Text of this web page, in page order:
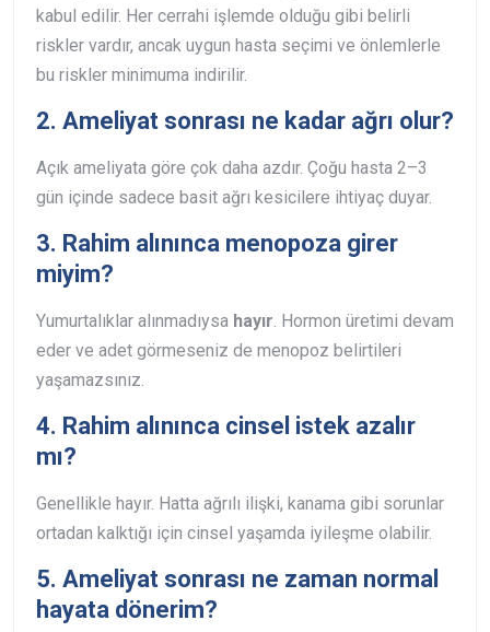
kabul edilir. Her cerrahi işlemde olduğu gibi belirli
riskler vardır, ancak uygun hasta seçimi ve önlemlerle
bu riskler minimuma indirilir.
2. Ameliyat sonrası ne kadar ağrı olur?
Açık ameliyata göre çok daha azdır. Çoğu hasta 2–3
gün içinde sadece basit ağrı kesicilere ihtiyaç duyar.
3. Rahim alınınca menopoza girer
miyim?
Yumurtalıklar alınmadıysa hayır. Hormon üretimi devam
eder ve adet görmeseniz de menopoz belirtileri
yaşamazsınız.
4. Rahim alınınca cinsel istek azalır
mı?
Genellikle hayır. Hatta ağrılı ilişki, kanama gibi sorunlar
ortadan kalktığı için cinsel yaşamda iyileşme olabilir.
5. Ameliyat sonrası ne zaman normal
hayata dönerim?